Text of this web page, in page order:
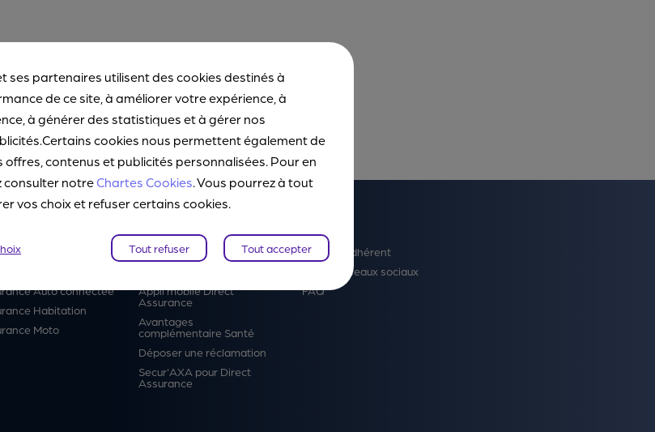
Précédent Suivant
du moment
Auto connectée
Habitation
Moto
Services
Direct Avantages
Appli mobile Direct
Assurance
Avantages
complémentaire Santé
Déposer une réclamation
Secur'AXA pour Direct
Assurance
Contact
Espace Adhérent
Via les réseaux sociaux
FAQ
ses partenaires utilisent des cookies destinés à
de ce site, à améliorer votre expérience, à
à générer des statistiques et à gérer nos
cookies nous permettent également de
contenus et publicités personnalisées. Pour en
consulter notreChartes Cookies. Vous pourrez à tout
vos choix et refuser certains cookies.
Tout accepter
Tout refuser